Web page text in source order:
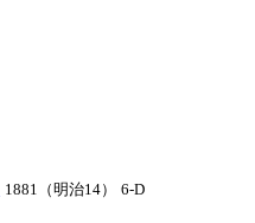
1881（明治14） 6-D